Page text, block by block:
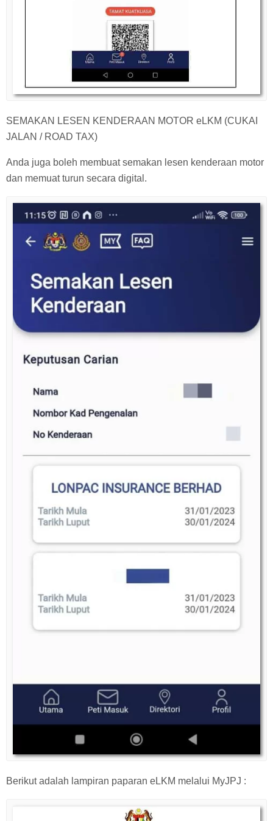
SEMAKAN LESEN KENDERAAN MOTOR eLKM (CUKAI
JALAN / ROAD TAX)
Anda juga boleh membuat semakan lesen kenderaan motor
dan memuat turun secara digital.
Berikut adalah lampiran paparan eLKM melalui MyJPJ :